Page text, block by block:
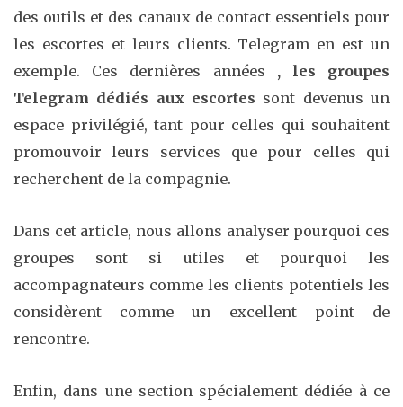
des outils et des canaux de contact essentiels pour
les escortes et leurs clients. Telegram en est un
exemple. Ces dernières années , les groupes
Telegram dédiés aux escortes sont devenus un
espace privilégié, tant pour celles qui souhaitent
promouvoir leurs services que pour celles qui
recherchent de la compagnie.
Dans cet article, nous allons analyser pourquoi ces
groupes sont si utiles et pourquoi les
accompagnateurs comme les clients potentiels les
considèrent comme un excellent point de
rencontre.
Enfin, dans une section spécialement dédiée à ce